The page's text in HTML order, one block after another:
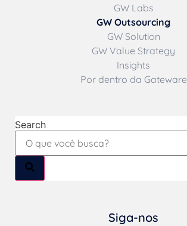
GW Labs
GW Outsourcing
GW Solution
GW Value Strategy
Insights
Por dentro da Gateware
Search
Siga-nos